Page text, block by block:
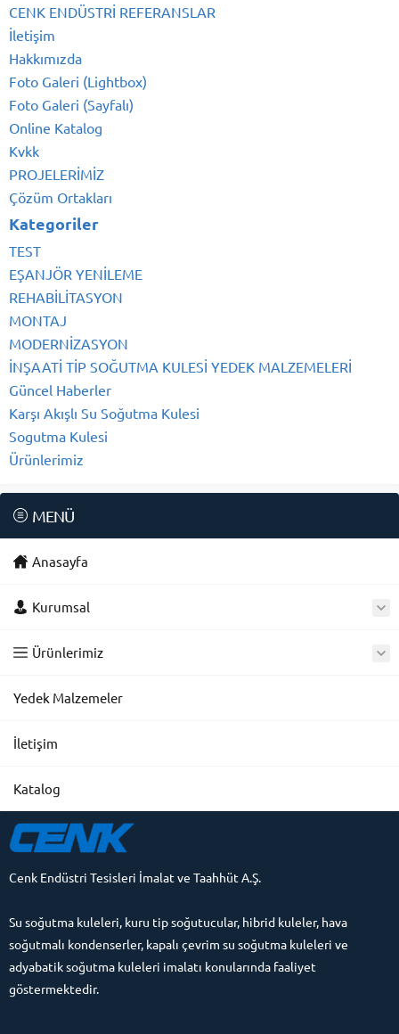
CENK ENDÜSTRİ REFERANSLAR
İletişim
Hakkımızda
Foto Galeri (Lightbox)
Foto Galeri (Sayfalı)
Online Katalog
Kvkk
PROJELERİMİZ
Çözüm Ortakları
Kategoriler
TEST
EŞANJÖR YENİLEME
REHABİLİTASYON
MONTAJ
MODERNİZASYON
İNŞAATİ TİP SOĞUTMA KULESİ YEDEK MALZEMELERİ
Güncel Haberler
Karşı Akışlı Su Soğutma Kulesi
Sogutma Kulesi
Ürünlerimiz
MENÜ
Anasayfa
Kurumsal
Ürünlerimiz
Yedek Malzemeler
İletişim
Katalog
Cenk Endüstri Tesisleri İmalat ve Taahhüt A.Ş.
Su soğutma kuleleri, kuru tip soğutucular, hibrid kuleler, hava
soğutmalı kondenserler, kapalı çevrim su soğutma kuleleri ve
adyabatik soğutma kuleleri imalatı konularında faaliyet
göstermektedir.